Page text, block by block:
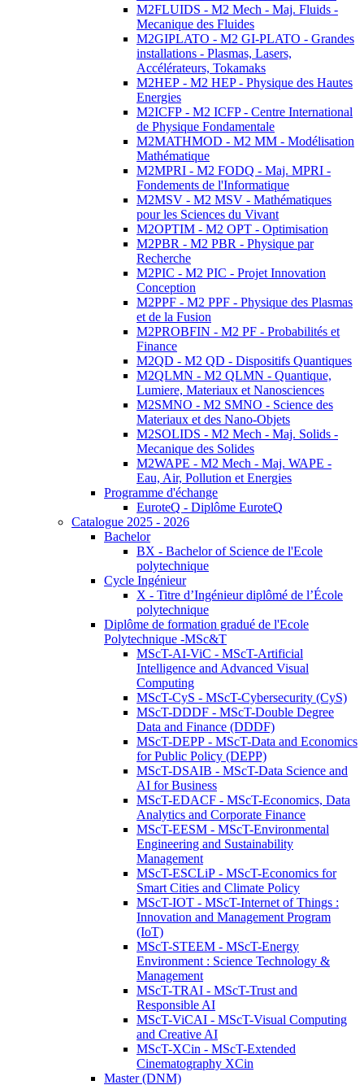
M2FLUIDS - M2 Mech - Maj. Fluids -
Mecanique des Fluides
M2GIPLATO - M2 GI-PLATO - Grandes
installations - Plasmas, Lasers,
Accélérateurs, Tokamaks
M2HEP - M2 HEP - Physique des Hautes
Energies
M2ICFP - M2 ICFP - Centre International
de Physique Fondamentale
M2MATHMOD - M2 MM - Modélisation
Mathématique
M2MPRI - M2 FODQ - Maj. MPRI -
Fondements de l'Informatique
M2MSV - M2 MSV - Mathématiques
pour les Sciences du Vivant
M2OPTIM - M2 OPT - Optimisation
M2PBR - M2 PBR - Physique par
Recherche
M2PIC - M2 PIC - Projet Innovation
Conception
M2PPF - M2 PPF - Physique des Plasmas
et de la Fusion
M2PROBFIN - M2 PF - Probabilités et
Finance
M2QD - M2 QD - Dispositifs Quantiques
M2QLMN - M2 QLMN - Quantique,
Lumiere, Materiaux et Nanosciences
M2SMNO - M2 SMNO - Science des
Materiaux et des Nano-Objets
M2SOLIDS - M2 Mech - Maj. Solids -
Mecanique des Solides
M2WAPE - M2 Mech - Maj. WAPE -
Eau, Air, Pollution et Energies
Programme d'échange
EuroteQ - Diplôme EuroteQ
Catalogue 2025 - 2026
Bachelor
BX - Bachelor of Science de l'Ecole
polytechnique
Cycle Ingénieur
X - Titre d’Ingénieur diplômé de l’École
polytechnique
Diplôme de formation gradué de l'Ecole
Polytechnique -MSc&T
MScT-AI-ViC - MScT-Artificial
Intelligence and Advanced Visual
Computing
MScT-CyS - MScT-Cybersecurity (CyS)
MScT-DDDF - MScT-Double Degree
Data and Finance (DDDF)
MScT-DEPP - MScT-Data and Economics
for Public Policy (DEPP)
MScT-DSAIB - MScT-Data Science and
AI for Business
MScT-EDACF - MScT-Economics, Data
Analytics and Corporate Finance
MScT-EESM - MScT-Environmental
Engineering and Sustainability
Management
MScT-ESCLiP - MScT-Economics for
Smart Cities and Climate Policy
MScT-IOT - MScT-Internet of Things :
Innovation and Management Program
(IoT)
MScT-STEEM - MScT-Energy
Environment : Science Technology &
Management
MScT-TRAI - MScT-Trust and
Responsible AI
MScT-ViCAI - MScT-Visual Computing
and Creative AI
MScT-XCin - MScT-Extended
Cinematography XCin
Master (DNM)